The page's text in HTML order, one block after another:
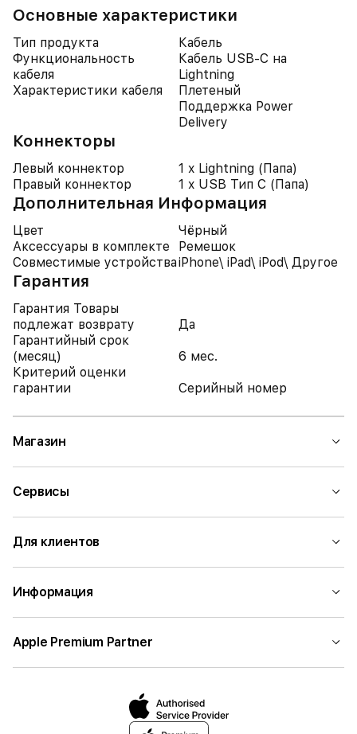
Основные характеристики
Тип продукта
Кабель
Функциональность
кабеля
Кабель USB-C на
Lightning
Характеристики кабеля
Плетеный
Поддержка Power
Delivery
Коннекторы
Левый коннектор
1 x Lightning (Папа)
Правый коннектор
1 x USB Тип C (Папа)
Дополнительная Информация
Цвет
Чёрный
Аксессуары в комплекте
Ремешок
Совместимые устройстваiPhone\ iPad\ iPod\ Другое
Гарантия
Гарантия Товары
подлежат возврату
Да
Гарантийный срок
(месяц)
6 мес.
Критерий оценки
гарантии
Серийный номер
Магазин
Сервисы
Для клиентов
Информация
Apple Premium Partner